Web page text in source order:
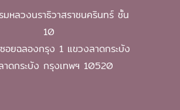
มหลวงนราธิวาสราชนครินทร์ ชั้น
10
อยฉลองกรุง 1 แขวงลาดกระบัง
าดกระบัง กรุงเทพฯ 10520